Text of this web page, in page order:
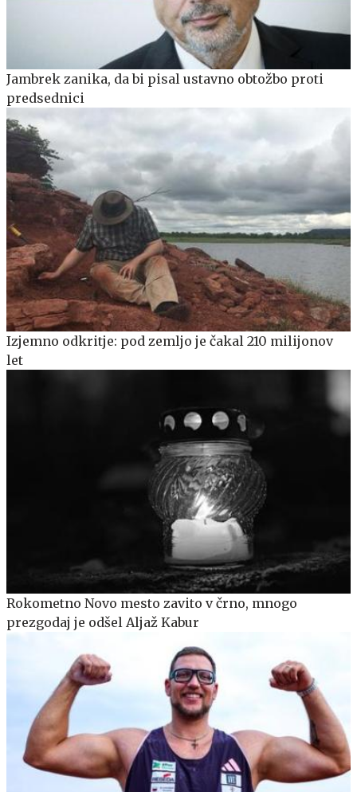
Jambrek zanika, da bi pisal ustavno obtožbo proti
predsednici
Izjemno odkritje: pod zemljo je čakal 210 milijonov
let
Rokometno Novo mesto zavito v črno, mnogo
prezgodaj je odšel Aljaž Kabur